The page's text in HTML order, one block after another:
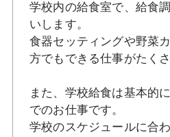
学校内の給食室で、給食
いします。
食器セッティングや野菜
方でもできる仕事がたく
また、学校給食は基本的
でのお仕事です。
学校のスケジュールに合